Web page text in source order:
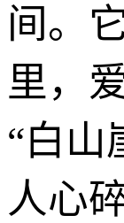
间。
里，
“白山
人心